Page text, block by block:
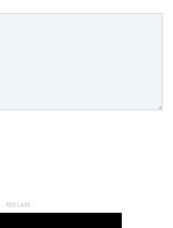
- REKLAM -